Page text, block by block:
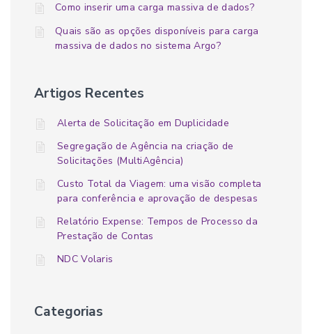
Como inserir uma carga massiva de dados?
Quais são as opções disponíveis para carga
massiva de dados no sistema Argo?
Artigos Recentes
Alerta de Solicitação em Duplicidade
Segregação de Agência na criação de
Solicitações (MultiAgência)
Custo Total da Viagem: uma visão completa
para conferência e aprovação de despesas
Relatório Expense: Tempos de Processo da
Prestação de Contas
NDC Volaris
Categorias